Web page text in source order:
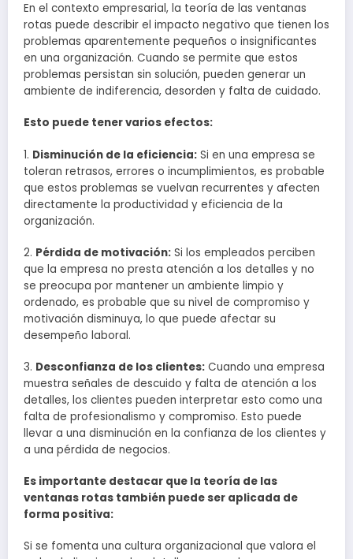
En el contexto empresarial, la teoría de las ventanas
rotas puede describir el impacto negativo que tienen los
problemas aparentemente pequeños o insignificantes
en una organización. Cuando se permite que estos
problemas persistan sin solución, pueden generar un
ambiente de indiferencia, desorden y falta de cuidado.
Esto puede tener varios efectos:
1. Disminución de la eficiencia: Si en una empresa se
toleran retrasos, errores o incumplimientos, es probable
que estos problemas se vuelvan recurrentes y afecten
directamente la productividad y eficiencia de la
organización.
2. Pérdida de motivación: Si los empleados perciben
que la empresa no presta atención a los detalles y no
se preocupa por mantener un ambiente limpio y
ordenado, es probable que su nivel de compromiso y
motivación disminuya, lo que puede afectar su
desempeño laboral.
3. Desconfianza de los clientes: Cuando una empresa
muestra señales de descuido y falta de atención a los
detalles, los clientes pueden interpretar esto como una
falta de profesionalismo y compromiso. Esto puede
llevar a una disminución en la confianza de los clientes y
a una pérdida de negocios.
Es importante destacar que la teoría de las
ventanas rotas también puede ser aplicada de
forma positiva:
Si se fomenta una cultura organizacional que valora el